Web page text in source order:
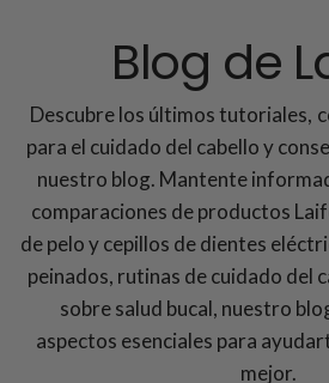
Blog de
Descubre los últimos tutoriales,
para el cuidado del cabello y
nuestro blog. Mantente
comparaciones de productos
de pelo y cepillos de dientes
peinados, rutinas de cuidado del
sobre salud bucal, nuestro
aspectos esenciales para
mejor.